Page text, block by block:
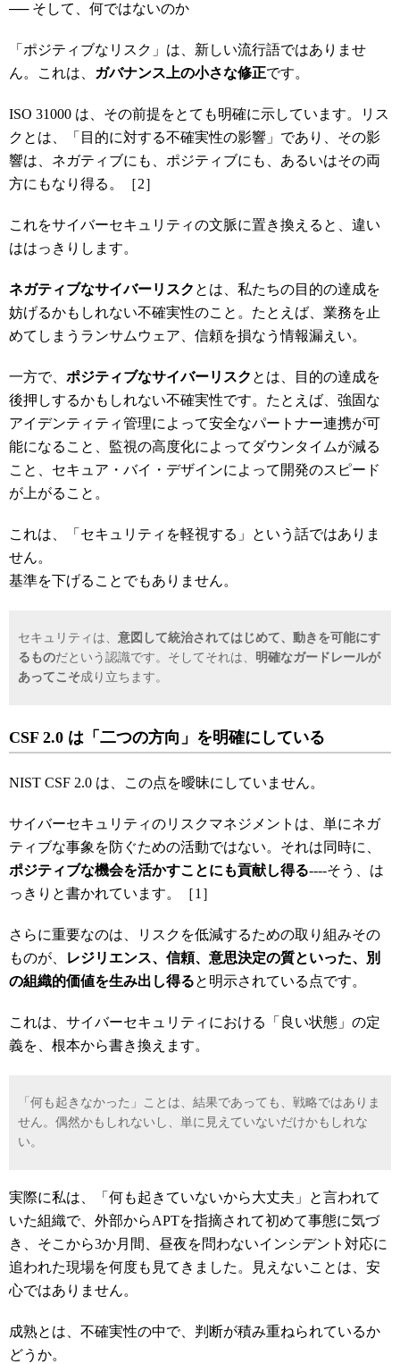
── そして、何ではないのか
「ポジティブなリスク」は、新しい流行語ではありませ
ん。これは、
ガバナンス上の小さな修正です。
ISO 31000 は、その前提をとても明確に示しています。リス
クとは、「目的に対する不確実性の影響」であり、その影
響は、ネガティブにも、ポジティブにも、あるいはその両
方にもなり得る。［2］
これをサイバーセキュリティの文脈に置き換えると、違い
ははっきりします。
ネガティブなサイバーリスク とは、私たちの目的の達成を
妨げるかもしれない不確実性のこと。たとえば、業務を止
めてしまうランサムウェア、信頼を損なう情報漏えい。
一方で、 ポジティブなサイバーリスク とは、目的の達成を
後押しするかもしれない不確実性です。たとえば、強固な
アイデンティティ管理によって安全なパートナー連携が可
能になること、監視の高度化によってダウンタイムが減る
こと、セキュア・バイ・デザインによって開発のスピード
が上がること。
これは、「セキュリティを軽視する」という話ではありま
せん。
基準を下げることでもありません。
セキュリティは、 意図して統治されてはじめて、動きを可能にす
るものだという認識です。そしてそれは、 明確なガードレールが
あってこそ成り立ちます。
CSF 2.0 は「二つの方向」を明確にしている
NIST CSF 2.0 は、この点を曖昧にしていません。
サイバーセキュリティのリスクマネジメントは、単にネガ
ティブな事象を防ぐための活動ではない。それは同時に、
ポジティブな機会を活かすことにも貢献し得る----そう、は
っきりと書かれています。［1］
さらに重要なのは、リスクを低減するための取り組みその
ものが、
レジリエンス、信頼、意思決定の質といった、別
の組織的価値を生み出し得ると明示されている点です。
これは、サイバーセキュリティにおける「良い状態」の定
義を、根本から書き換えます。
「何も起きなかった」ことは、結果であっても、戦略ではありま
せん。偶然かもしれないし、単に見えていないだけかもしれな
い。
実際に私は、「何も起きていないから大丈夫」と言われて
いた組織で、外部からAPTを指摘されて初めて事態に気づ
き、そこから3か月間、昼夜を問わないインシデント対応に
追われた現場を何度も見てきました。見えないことは、安
心ではありません。
成熟とは、不確実性の中で、判断が積み重ねられているか
どうか。